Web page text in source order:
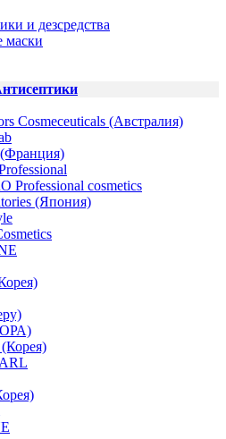
и дезсредства
маски
Cosmeceuticals (Австралия)
Professional cosmetics
(Япония)